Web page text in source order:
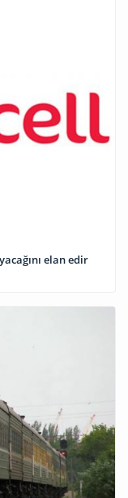
elan edir